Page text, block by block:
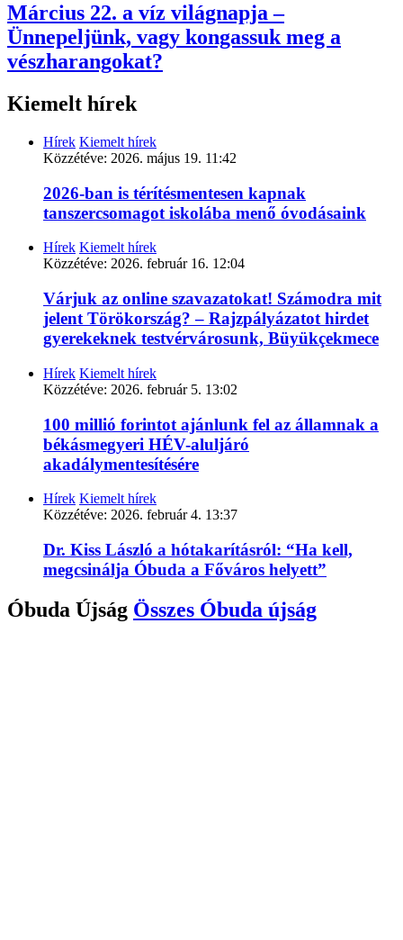
Március 22. a víz világnapja –
Ünnepeljünk, vagy kongassuk meg a
vészharangokat?
Kiemelt hírek
Hírek Kiemelt hírek
Közzétéve: 2026. május 19. 11:42
2026-ban is térítésmentesen kapnak
tanszercsomagot iskolába menő óvodásaink
Hírek Kiemelt hírek
Közzétéve: 2026. február 16. 12:04
Várjuk az online szavazatokat! Számodra mit
jelent Törökország? – Rajzpályázatot hirdet
gyerekeknek testvérvárosunk, Büyükçekmece
Hírek Kiemelt hírek
Közzétéve: 2026. február 5. 13:02
100 millió forintot ajánlunk fel az államnak a
békásmegyeri HÉV-aluljáró
akadálymentesítésére
Hírek Kiemelt hírek
Közzétéve: 2026. február 4. 13:37
Dr. Kiss László a hótakarításról: “Ha kell,
megcsinálja Óbuda a Főváros helyett”
Óbuda Újság Összes Óbuda újság